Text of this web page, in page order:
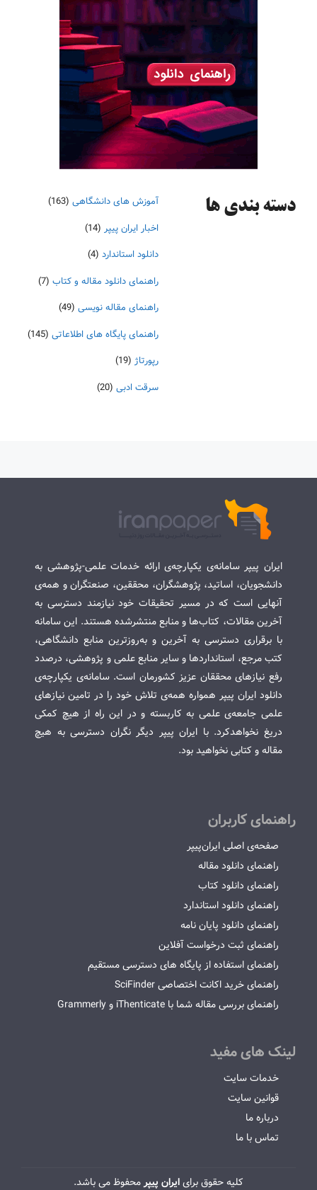
دسته‌ بندی ها آموزش های دانشگاهی (163)
اخبار ایران پیپر (14)
دانلود استاندارد (4)
راهنمای دانلود مقاله و کتاب (7)
راهنمای مقاله نویسی (49)
راهنمای پایگاه های اطلاعاتی (145)
رپورتاژ (19)
سرقت ادبی (20)
ایران پیپر سامانه‌ی یکپارچه‌ی ارائه خدمات علمی-پژوهشی به
دانشجویان، اساتید، پژوهشگران، محققین، صنعتگران و همه‌ی
آنهایی است که در مسیر تحقیقات خود نیازمند دسترسی به
آخرین مقالات، کتاب‌ها و منابع منتشرشده هستند. این سامانه
با برقراری دسترسی به آخرین و به‌روزترین منابع دانشگاهی،
کتب مرجع، استانداردها و سایر منابع علمی و پژوهشی، درصدد
رفع نیازهای محققان عزیز کشورمان است. سامانه‌ی یکپارچه‌ی
دانلود ایران پیپر همواره همه‌ی تلاش خود را در تامین نیازهای
علمی جامعه‌ی علمی به کاربسته و در این راه از هیچ کمکی
دریغ نخواهدکرد. با ایران پیپر دیگر نگران دسترسی به هیچ
مقاله و کتابی نخواهید بود.
راهنمای کاربران
صفحه‌ی اصلی ایران‌پیپر
راهنمای دانلود مقاله
راهنمای دانلود کتاب
راهنمای دانلود استاندارد
راهنمای دانلود پایان نامه
راهنمای ثبت درخواست آفلاین
راهنمای استفاده از پایگاه های دسترسی مستقیم
راهنمای خرید اکانت اختصاصی SciFinder
راهنمای بررسی مقاله شما با iThenticate و Grammerly
لینک های مفید
خدمات سایت
قوانین سایت
درباره ما
تماس با ما
کلیه حقوق برایایران پیپرمحفوظ می باشد.